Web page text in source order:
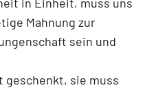
Mahnung zur
sein und
sie muss